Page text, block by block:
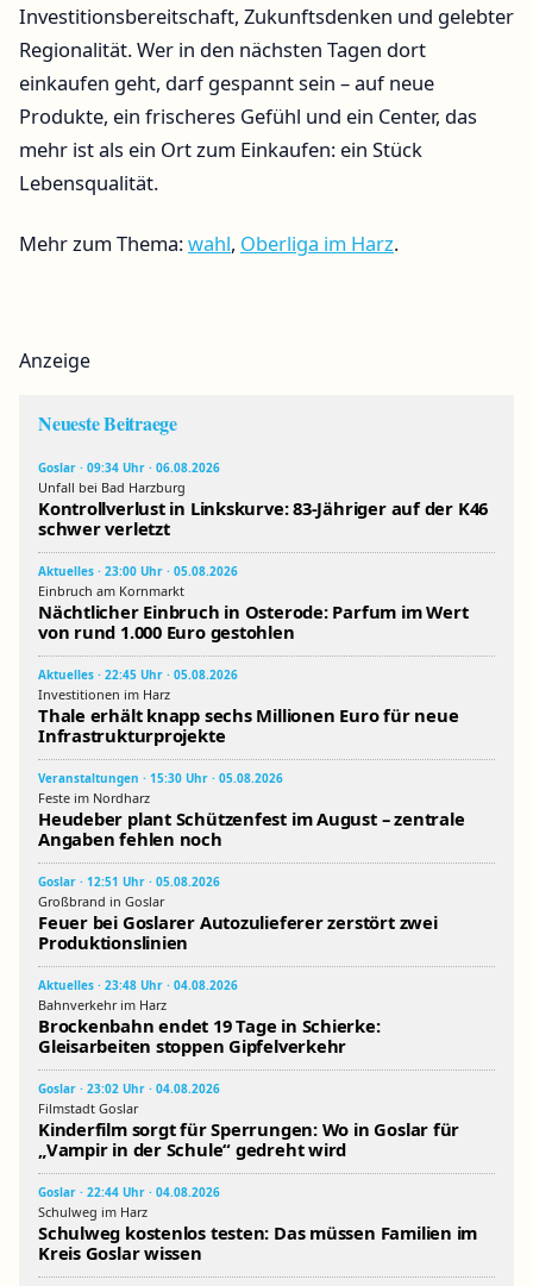
Investitionsbereitschaft, Zukunftsdenken und gelebter
Regionalität. Wer in den nächsten Tagen dort
einkaufen geht, darf gespannt sein – auf neue
Produkte, ein frischeres Gefühl und ein Center, das
mehr ist als ein Ort zum Einkaufen: ein Stück
Lebensqualität.
Mehr zum Thema:wahl, Oberliga im Harz.
Anzeige
Neueste Beitraege
Goslar · 09:34 Uhr · 06.08.2026
Unfall bei Bad Harzburg
Kontrollverlust in Linkskurve: 83-Jähriger auf der K46
schwer verletzt
Aktuelles · 23:00 Uhr · 05.08.2026
Einbruch am Kornmarkt
Nächtlicher Einbruch in Osterode: Parfum im Wert
von rund 1.000 Euro gestohlen
Aktuelles · 22:45 Uhr · 05.08.2026
Investitionen im Harz
Thale erhält knapp sechs Millionen Euro für neue
Infrastrukturprojekte
Veranstaltungen · 15:30 Uhr · 05.08.2026
Feste im Nordharz
Heudeber plant Schützenfest im August – zentrale
Angaben fehlen noch
Goslar · 12:51 Uhr · 05.08.2026
Großbrand in Goslar
Feuer bei Goslarer Autozulieferer zerstört zwei
Produktionslinien
Aktuelles · 23:48 Uhr · 04.08.2026
Bahnverkehr im Harz
Brockenbahn endet 19 Tage in Schierke:
Gleisarbeiten stoppen Gipfelverkehr
Goslar · 23:02 Uhr · 04.08.2026
Filmstadt Goslar
Kinderfilm sorgt für Sperrungen: Wo in Goslar für
„Vampir in der Schule“ gedreht wird
Goslar · 22:44 Uhr · 04.08.2026
Schulweg im Harz
Schulweg kostenlos testen: Das müssen Familien im
Kreis Goslar wissen